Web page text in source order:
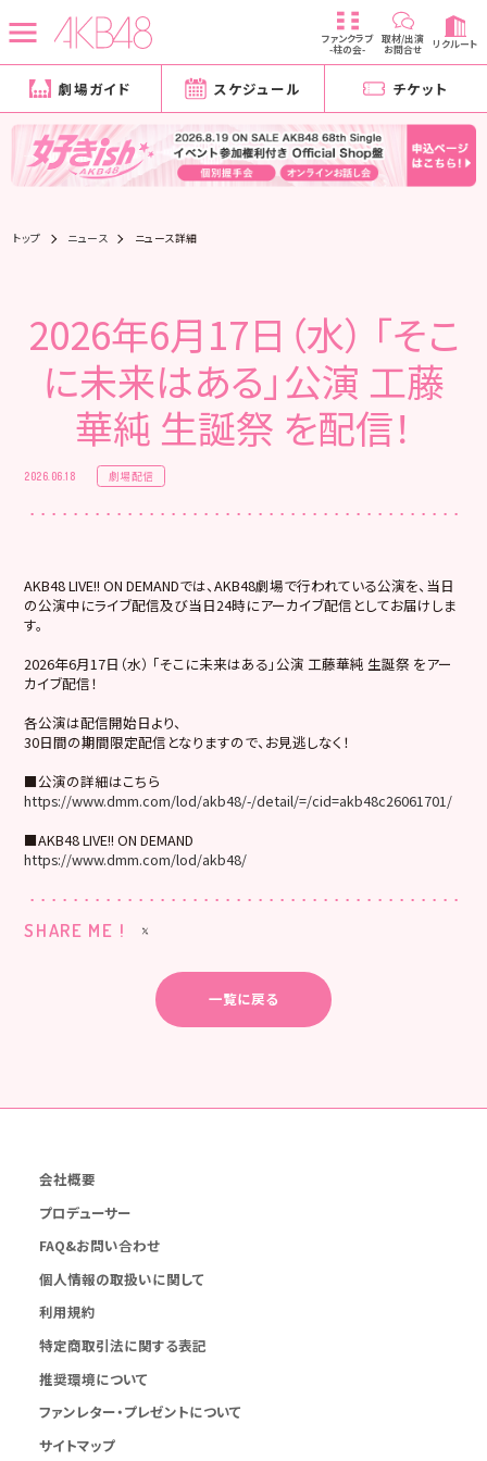
ファンクラブ
-柱の会-
取材/出演
お問合せ リクルート
劇場ガイド スケジュール チケット
トップ ニュース ニュース詳細
2026年6月17日（水） 「そこ
に未来はある」公演 工藤
華純 生誕祭 を配信！
2026.06.18 劇場配信
AKB48 LIVE!! ON DEMANDでは、AKB48劇場で行われている公演を、当日
の公演中にライブ配信及び当日24時にアーカイブ配信としてお届けしま
す。
2026年6月17日（水） 「そこに未来はある」公演 工藤華純 生誕祭 をアー
カイブ配信！
各公演は配信開始日より、
30日間の期間限定配信となりますので、お見逃しなく！
■公演の詳細はこちら
https://www.dmm.com/lod/akb48/-/detail/=/cid=akb48c26061701/
■AKB48 LIVE!! ON DEMAND
https://www.dmm.com/lod/akb48/
SHARE ME !
一覧に戻る
会社概要
プロデューサー
FAQ&お問い合わせ
個人情報の取扱いに関して
利用規約
特定商取引法に関する表記
推奨環境について
ファンレター・プレゼントについて
サイトマップ